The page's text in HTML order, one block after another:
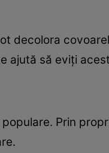
decolora
ajută să eviţi
Prin